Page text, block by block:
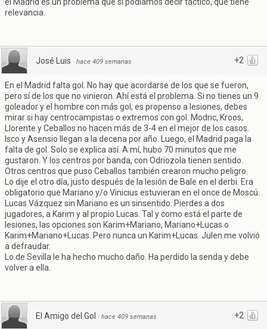
relevancia.
+2
José Luis · hace 409 semanas
En el Madrid falta gol. No hay que acordarse de los que se fueron,
pero sí de los que no vinieron. Ahí está el problema. Si no tienes un 9
goleador y el hombre con más gol, es propenso a lesiones, debes
mirar si hay centrocampistas o extremos con gol. Modric, Kroos,
Llorente y Ceballos no hacen más de 3-4 en el mejor de los casos.
Isco y Asensio llegan a la decena por año. Luego, el Madrid paga la
falta de gol. Solo se explica así. A mí, hubo 70 minutos que me
gustaron. Y los centros por banda, con Odriozola tienen sentido.
Otros centros que puso Ceballos también crearon mucho peligro.
Lo dije el otro día, justo después de la lesión de Bale en el derbi. Era
obligatorio que Mariano y/o Vinicius estuvieran en el once de Moscú.
Lucas Vázquez sin Mariano es un sinsentido. Pierdes a dos
jugadores, a Karim y al propio Lucas. Tal y como está el parte de
lesiones, las opciones son Karim+Mariano, Mariano+Lucas o
Karim+Mariano+Lucas. Pero nunca un Karim+Lucas. Julen me volvió
a defraudar.
Lo de Sevilla le ha hecho mucho daño. Ha perdido la senda y debe
volver a ella.
+2
El Amigo del Gol · hace 409 semanas